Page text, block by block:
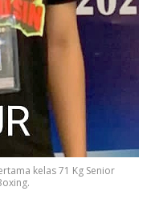
kelas 71 Kg Senior